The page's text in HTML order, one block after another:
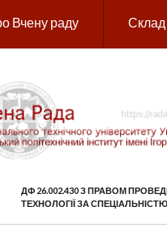
Вчену раду Склад
ДФ 26.002.430 З ПРАВОМ
ТЕХНОЛОГІЇ ЗА